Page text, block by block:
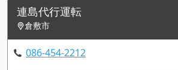
連島代行運転
倉敷市
086-454-2212